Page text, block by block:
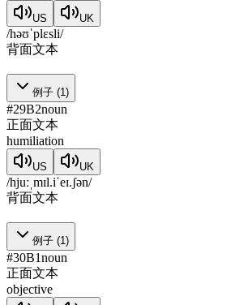
US UK
/həʊˈplɛsli/
背面文本
例子 (1)
#29B2noun
正面文本
humiliation
US UK
/hjuːˌmɪl.iˈeɪ.ʃən/
背面文本
例子 (1)
#30B1noun
正面文本
objective